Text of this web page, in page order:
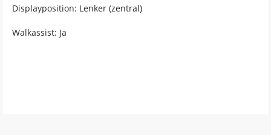
Displayposition: Lenker (zentral)
Walkassist: Ja